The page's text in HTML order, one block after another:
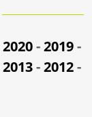
2020-2019-
2013-2012-